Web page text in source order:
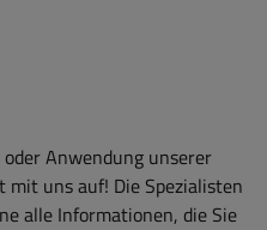
Anwendung unserer
mit uns auf! Die Spezialisten
alle Informationen, die Sie